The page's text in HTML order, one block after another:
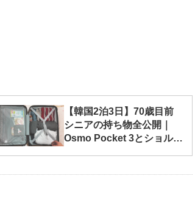
【韓国2泊3日】70歳目前
シニアの持ち物全公開｜
Osmo Pocket 3とショルダ